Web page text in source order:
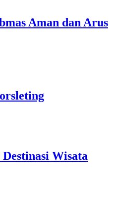
Aman dan Arus
Wisata